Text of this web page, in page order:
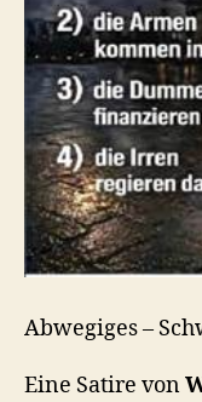
Abwegiges –
Eine Satire von